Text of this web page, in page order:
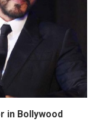
in Bollywood